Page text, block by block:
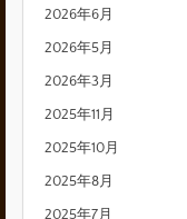
2026年6月
2026年5月
2026年3月
2025年11月
2025年10月
2025年8月
2025年7月